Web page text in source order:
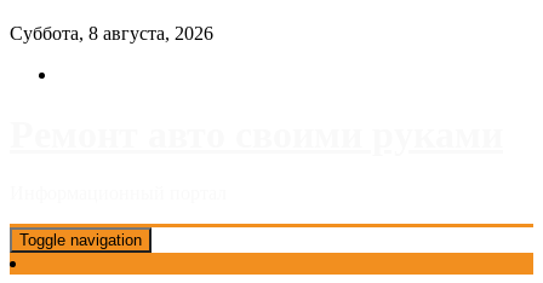
Суббота, 8 августа, 2026
Toggle navigation